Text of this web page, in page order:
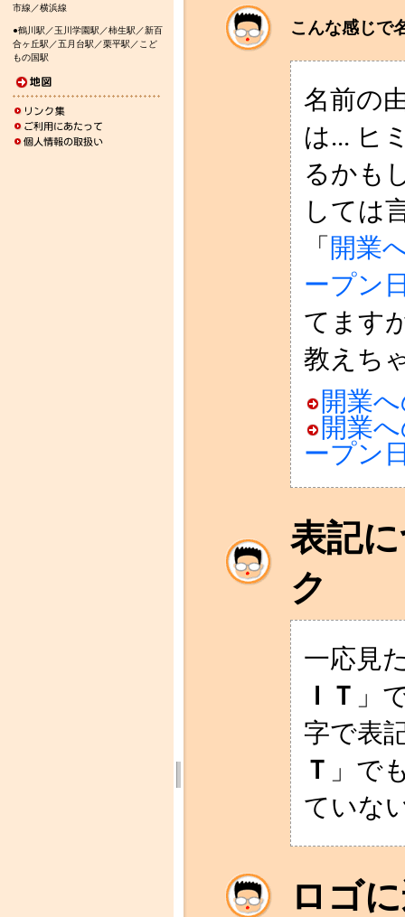
こんな感じで
名前の
は... ヒ
るかも
しては
「 開業
ープン
てます
教えち
開業
開業
ープン
表記
ク
一応見
ＩＴ 」
字で表
Ｔ 」で
ていな
ロゴ
市線／横浜線
●鶴川駅／玉川学園駅／柿生駅／新百
合ヶ丘駅／五月台駅／栗平駅／こど
もの国駅